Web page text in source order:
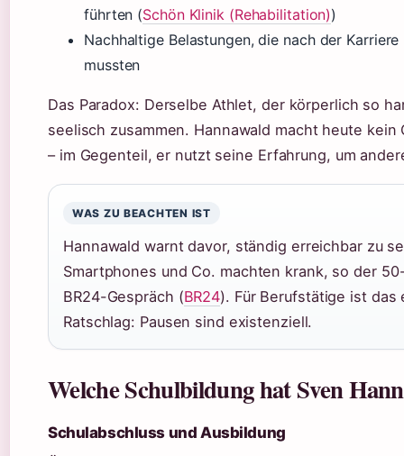
führten (Schön Klinik (Rehabilitation))
Nachhaltige Belastungen, die nach der
mussten
Das Paradox: Derselbe Athlet, der körperlich so
seelisch zusammen. Hannawald macht heute kein
– im Gegenteil, er nutzt seine Erfahrung, um
WAS ZU BEACHTEN IST
Hannawald warnt davor, ständig erreichbar zu
Smartphones und Co. machten krank, so der
BR24-Gespräch (BR24). Für Berufstätige ist das
Ratschlag: Pausen sind existenziell.
Welche Schulbildung hat Sven
Schulabschluss und Ausbildung